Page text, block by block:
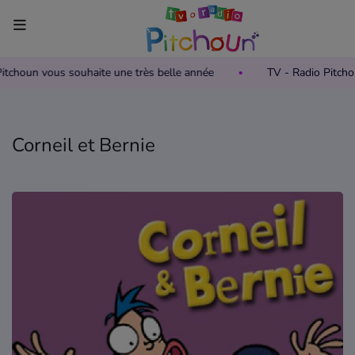
vous souhaite une très belle année TV - Radio
Accueil
Replay TV Pitchoun
Où regarder TV Pitchoun ?
Grille des programmes Radio
Podcasts
Corneil et Bernie